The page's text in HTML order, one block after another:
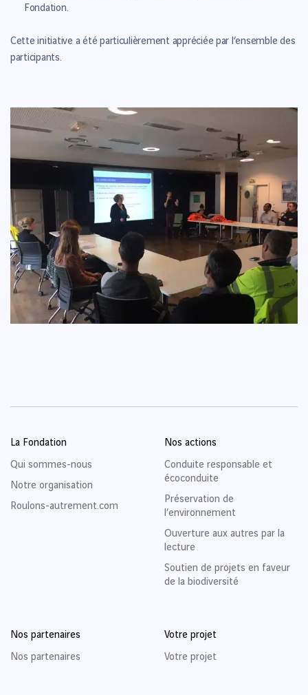
Fondation.
Cette initiative a été particulièrement appréciée par l’ensemble des
participants.
La Fondation
Qui sommes-nous
Notre organisation
Roulons-autrement.com
Nos actions
Conduite responsable et
écoconduite
Préservation de
l’environnement
Ouverture aux autres par la
lecture
Soutien de projets en faveur
de la biodiversité
Nos partenaires
Nos partenaires
Votre projet
Votre projet